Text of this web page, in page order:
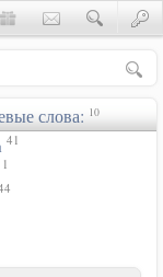
слова: 10
41
1